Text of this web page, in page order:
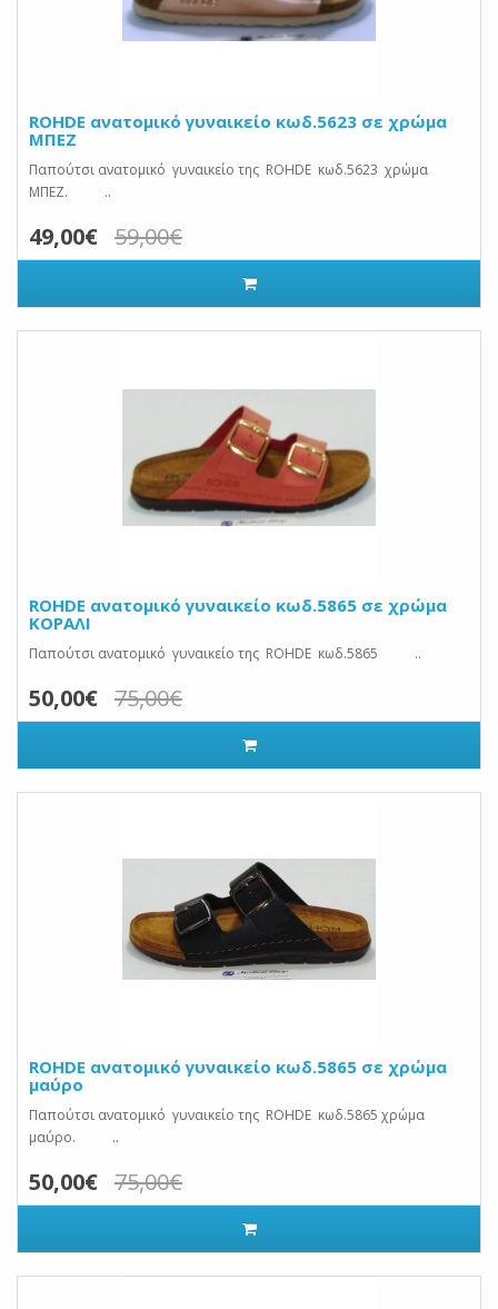
ROHDE ανατομικό γυναικείο κωδ.5623 σε χρώμα
ΜΠΕΖ
Παπούτσι ανατομικό γυναικείο της ROHDE κωδ.5623 χρώμα
ΜΠΕΖ. ..
49,00€ 59,00€
ROHDE ανατομικό γυναικείο κωδ.5865 σε χρώμα
ΚΟΡΑΛΙ
Παπούτσι ανατομικό γυναικείο της ROHDE κωδ.5865 ..
50,00€ 75,00€
ROHDE ανατομικό γυναικείο κωδ.5865 σε χρώμα
μαύρο
Παπούτσι ανατομικό γυναικείο της ROHDE κωδ.5865 χρώμα
μαύρο. ..
50,00€ 75,00€